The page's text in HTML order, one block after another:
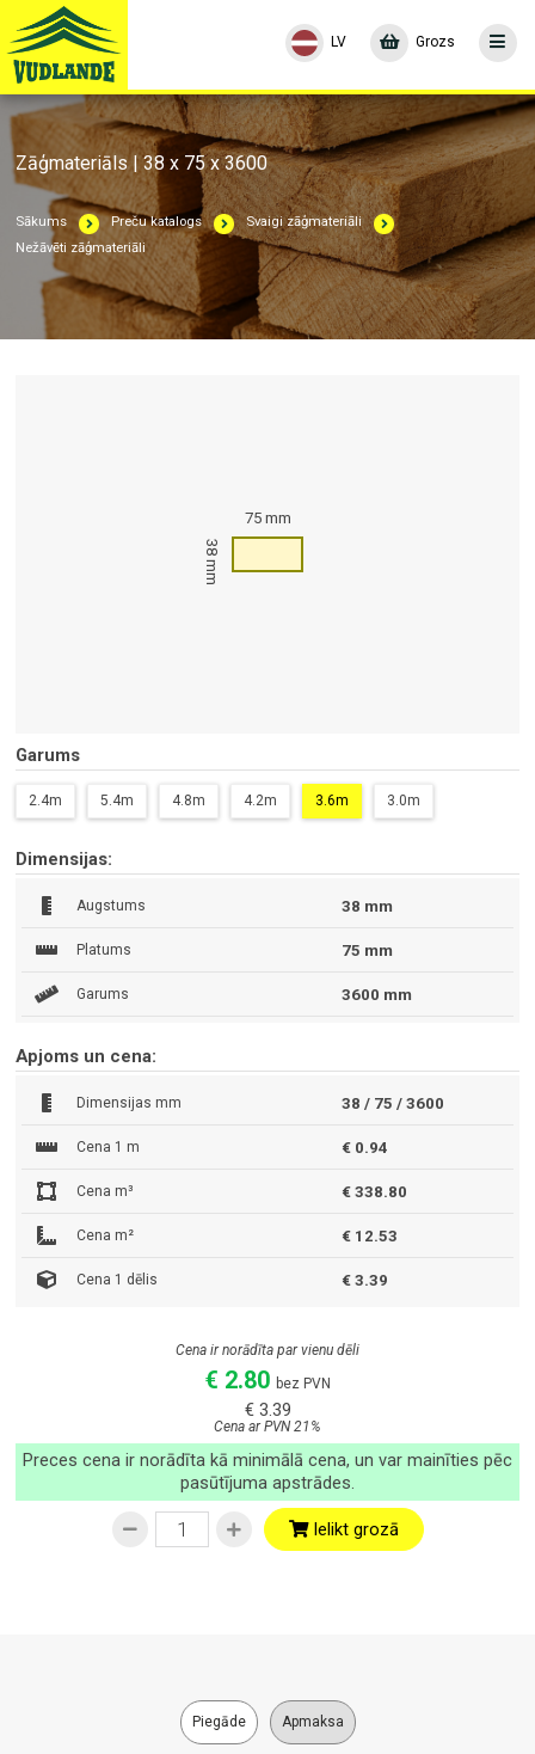
Grozs
LV
Zāģmateriāls | 38 x 75 x 3600
Sākums Preču katalogs
Svaigi zāģmateriāli
Nežāvēti zāģmateriāli
75 mm
38 mm
Garums
2.4m 5.4m 4.8m 4.2m 3.6m 3.0m
Dimensijas:
Augstums 38 mm
Platums 75 mm
Garums 3600 mm
Apjoms un cena:
Dimensijas mm 38 / 75 / 3600
Cena 1 m € 0.94
Cena m³ € 338.80
Cena m² € 12.53
Cena 1 dēlis € 3.39
Cena ir norādīta par vienu dēli
€ 2.80 bez PVN
€ 3.39
Cena ar PVN 21%
Preces cena ir norādīta kā minimālā cena, un var mainīties pēc
pasūtījuma apstrādes.
Ielikt grozā
Piegāde Apmaksa